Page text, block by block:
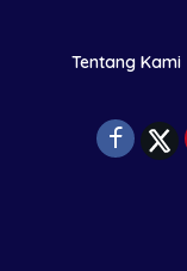
Tentang Kami